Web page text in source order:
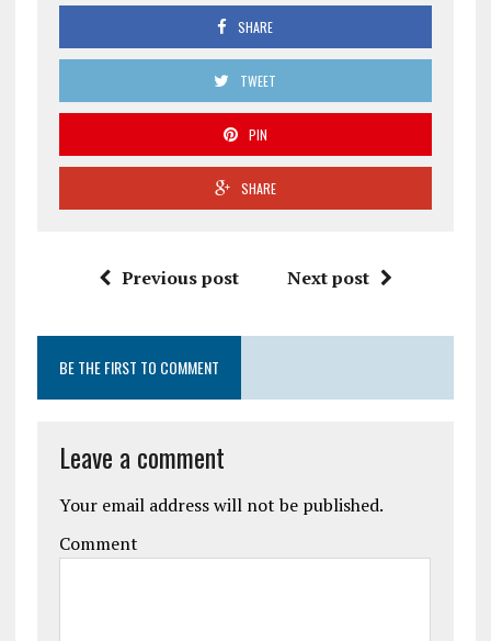
SHARE
TWEET
PIN
SHARE
Previous post Next post
BE THE FIRST TO COMMENT
Leave a comment
Your email address will not be published.
Comment